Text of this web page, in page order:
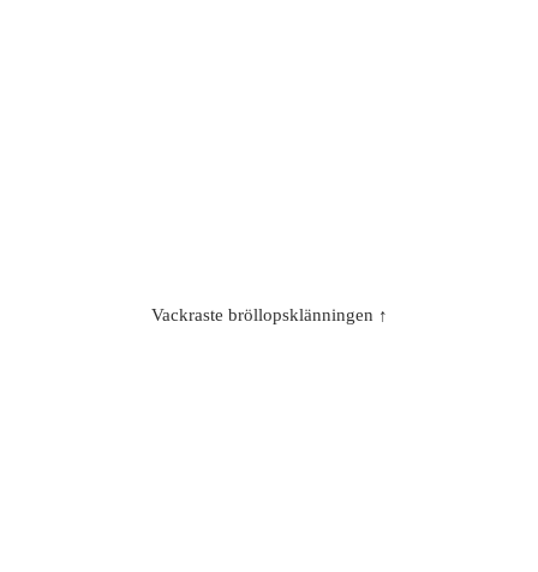
Vackraste bröllopsklänningen ↑